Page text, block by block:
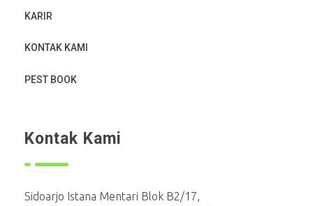
KARIR
KONTAK KAMI
PEST BOOK
Kontak Kami
Sidoarjo Istana Mentari Blok B2/17,